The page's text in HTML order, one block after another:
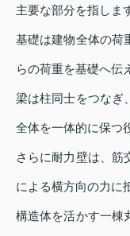
主要な部分を指しま
基礎は建物全体の荷
らの荷重を基礎へ伝
梁は柱同士をつなぎ
全体を一体的に保つ
さらに耐力壁は、筋
による横方向の力に
構造体を活かす一棟